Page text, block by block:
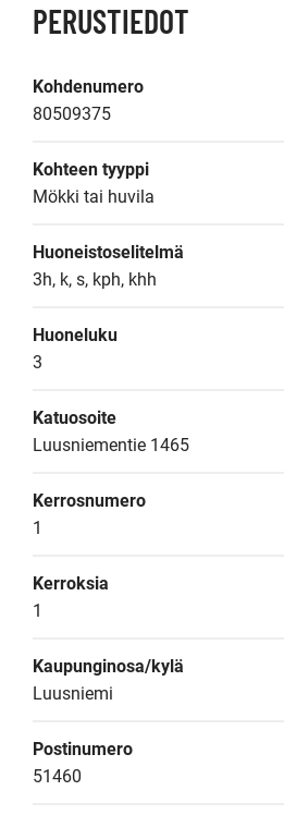
PERUSTIEDOT
Kohdenumero
80509375
Kohteen tyyppi
Mökki tai huvila
Huoneistoselitelmä
3h, k, s, kph, khh
Huoneluku
3
Katuosoite
Luusniementie 1465
Kerrosnumero
1
Kerroksia
1
Kaupunginosa/kylä
Luusniemi
Postinumero
51460